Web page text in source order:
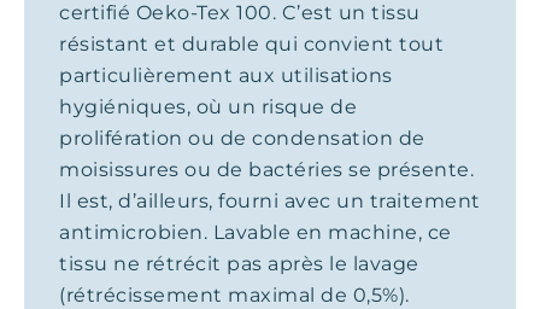
certifié Oeko-Tex 100. C’est un tissu
résistant et durable qui convient tout
particulièrement aux utilisations
hygiéniques, où un risque de
prolifération ou de condensation de
moisissures ou de bactéries se présente.
Il est, d’ailleurs, fourni avec un traitement
antimicrobien. Lavable en machine, ce
tissu ne rétrécit pas après le lavage
(rétrécissement maximal de 0,5%).